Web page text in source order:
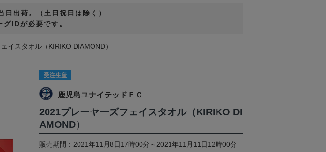
出荷。（土日祝日は除く）
グIDが必要です。
イスタオル（KIRIKO DIAMOND）
受注生産
鹿児島ユナイテッドＦＣ
2021プレーヤーズフェイスタオル（KIRIKO DI
AMOND）
販売期間：2021年11月8日17時00分～2021年11月11日12時00分